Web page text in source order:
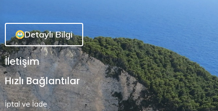
Detaylı Bilgi
İletişim
Hızlı Bağlantılar
İptal ve İade